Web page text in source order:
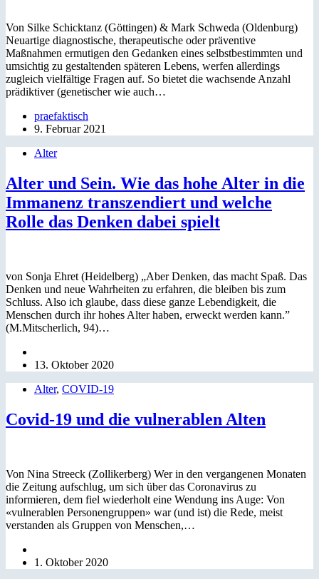
Von Silke Schicktanz (Göttingen) & Mark Schweda (Oldenburg)
Neuartige diagnosti­sche, therapeutische oder präventive
Maßnahmen ermutigen den Gedanken eines selbstbe­stimmten und
um­sichtig zu gestaltenden späteren Lebens, werfen allerdings
zugleich vielfältige Fragen auf. So bietet die wachsende Anzahl
prädiktiver (genetischer wie auch…
praefaktisch
9. Februar 2021
Alter
Alter und Sein. Wie das hohe Alter in die
Immanenz transzendiert und welche
Rolle das Denken dabei spielt
von Sonja Ehret (Heidelberg) „Aber Denken, das macht Spaß. Das
Denken und neue Wahrheiten zu erfahren, die bleiben bis zum
Schluss. Also ich glaube, dass diese ganze Lebendigkeit, die
Menschen durch ihr hohes Alter haben, erweckt werden kann.”
(M.Mitscherlich, 94)…
13. Oktober 2020
Alter, COVID-19
Covid-19 und die vulnerablen Alten
Von Nina Streeck (Zollikerberg) Wer in den vergangenen Monaten
die Zeitung aufschlug, um sich über das Coronavirus zu
informieren, dem fiel wiederholt eine Wendung ins Auge: Von
«vulnerablen Personengruppen» war (und ist) die Rede, meist
verstanden als Gruppen von Menschen,…
1. Oktober 2020